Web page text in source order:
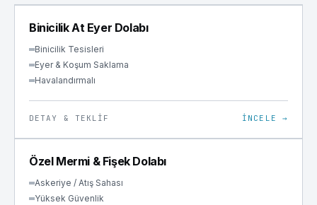
ÖZEL ÜRETIM
Binicilik At Eyer Dolabı
Binicilik Tesisleri
Eyer & Koşum Saklama
Havalandırmalı
DETAY & TEKLIF İNCELE →
ÖZEL ÜRETIM
Özel Mermi & Fişek Dolabı
Askeriye / Atış Sahası
Yüksek Güvenlik